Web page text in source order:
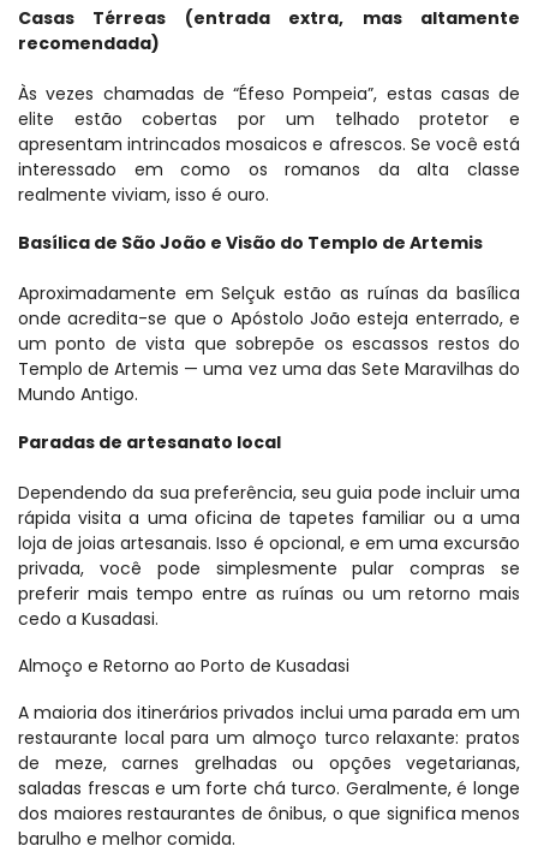
Casas Térreas (entrada extra, mas altamente
recomendada)
Às vezes chamadas de “Éfeso Pompeia”, estas casas de
elite estão cobertas por um telhado protetor e
apresentam intrincados mosaicos e afrescos. Se você está
interessado em como os romanos da alta classe
realmente viviam, isso é ouro.
Basílica de São João e Visão do Templo de Artemis
Aproximadamente em Selçuk estão as ruínas da basílica
onde acredita-se que o Apóstolo João esteja enterrado, e
um ponto de vista que sobrepõe os escassos restos do
Templo de Artemis — uma vez uma das Sete Maravilhas do
Mundo Antigo.
Paradas de artesanato local
Dependendo da sua preferência, seu guia pode incluir uma
rápida visita a uma oficina de tapetes familiar ou a uma
loja de joias artesanais. Isso é opcional, e em uma excursão
privada, você pode simplesmente pular compras se
preferir mais tempo entre as ruínas ou um retorno mais
cedo a Kusadasi.
Almoço e Retorno ao Porto de Kusadasi
A maioria dos itinerários privados inclui uma parada em um
restaurante local para um almoço turco relaxante: pratos
de meze, carnes grelhadas ou opções vegetarianas,
saladas frescas e um forte chá turco. Geralmente, é longe
dos maiores restaurantes de ônibus, o que significa menos
barulho e melhor comida.